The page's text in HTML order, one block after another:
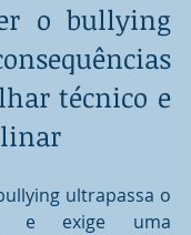
o bullying
técnico e
ultrapassa o
e exige uma